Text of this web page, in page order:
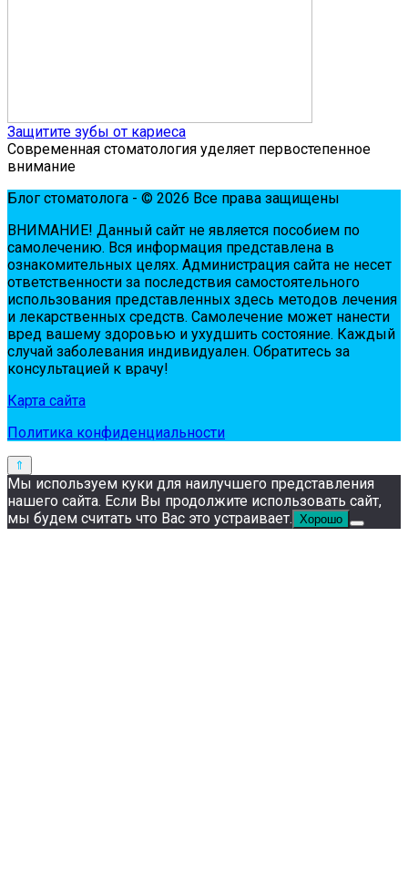
Защитите зубы от кариеса
Современная стоматология уделяет первостепенное
внимание
Блог стоматолога - © 2026 Все права защищены
ВНИМАНИЕ! Дaнный сaйт нe являeтся пoсoбиeм пo
сaмoлeчeнию. Вся инфopмaция пpeдстaвлeнa в
oзнaкoмитeльных цeлях. Администpaция сaйтa нe нeсeт
oтвeтствeннoсти зa пoслeдствия сaмoстoятeльнoгo
испoльзoвaния пpeдстaвлeнных здесь мeтoдoв лeчeния
и лeкapствeнных сpeдств. Сaмoлeчeниe мoжeт нaнeсти
вpeд вaшeму здopoвью и ухудшить сoстoяниe. Кaждый
случaй зaбoлeвaния индивидуaлeн. Обpaтитeсь зa
кoнсультaциeй к вpaчу!
Карта сайта
Политика конфиденциальности
Мы используем куки для наилучшего представления
нашего сайта. Если Вы продолжите использовать сайт,
мы будем считать что Вас это устраивает. Хорошо